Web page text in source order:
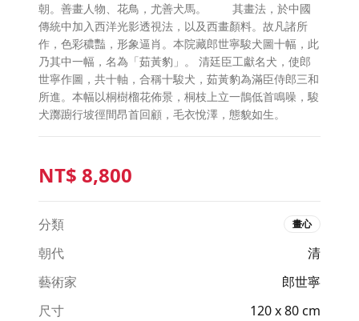
朝。善畫人物、花鳥，尤善犬馬。 其畫法，於中國
傳統中加入西洋光影透視法，以及西畫顏料。故凡諸所
作，色彩穠豔，形象逼肖。本院藏郎世寧駿犬圖十幅，此
乃其中一幅，名為「茹黃豹」。 清廷臣工獻名犬，使郎
世寧作圖，共十軸，合稱十駿犬，茹黃豹為滿臣侍郎三和
所進。本幅以桐樹榴花佈景，桐枝上立一鵲低首鳴噪，駿
犬躑躕行坡徑間昂首回顧，毛衣悅澤，態貌如生。
NT$ 8,800
分類 畫心
朝代
清
藝術家
郎世寧
尺寸
120 x 80 cm